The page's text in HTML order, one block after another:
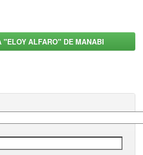
"ELOY ALFARO" DE MANABI